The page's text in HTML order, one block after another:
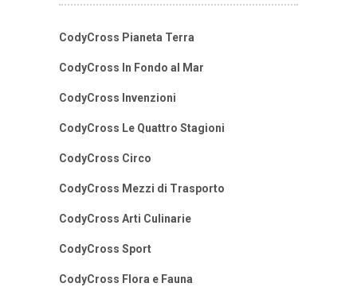
CodyCross Pianeta Terra
CodyCross In Fondo al Mar
CodyCross Invenzioni
CodyCross Le Quattro Stagioni
CodyCross Circo
CodyCross Mezzi di Trasporto
CodyCross Arti Culinarie
CodyCross Sport
CodyCross Flora e Fauna